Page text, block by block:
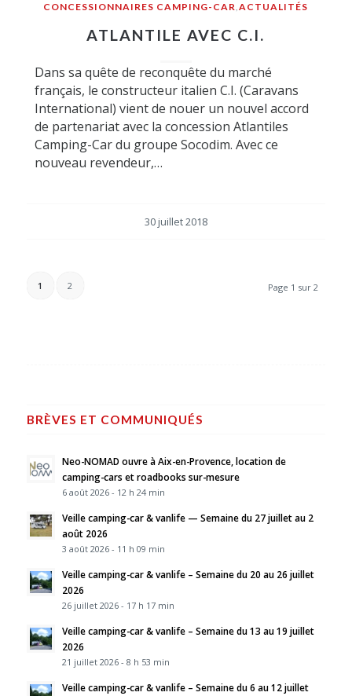
CONCESSIONNAIRES CAMPING-CAR,ACTUALITÉS
ATLANTILE AVEC C.I.
Dans sa quête de reconquête du marché
français, le constructeur italien C.I. (Caravans
International) vient de nouer un nouvel accord
de partenariat avec la concession Atlantiles
Camping-Car du groupe Socodim. Avec ce
nouveau revendeur,…
30 juillet 2018
Page 1 sur 2
1 2
BRÈVES ET COMMUNIQUÉS
Neo-NOMAD ouvre à Aix-en-Provence, location de
camping-cars et roadbooks sur-mesure
6 août 2026 - 12 h 24 min
Veille camping-car & vanlife — Semaine du 27 juillet au 2
août 2026
3 août 2026 - 11 h 09 min
Veille camping-car & vanlife – Semaine du 20 au 26 juillet
2026
26 juillet 2026 - 17 h 17 min
Veille camping-car & vanlife – Semaine du 13 au 19 juillet
2026
21 juillet 2026 - 8 h 53 min
Veille camping-car & vanlife – Semaine du 6 au 12 juillet